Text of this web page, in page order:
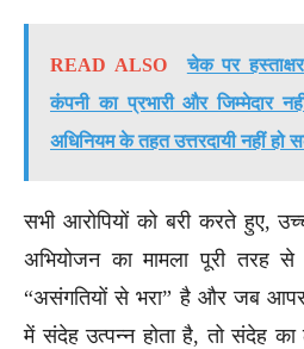
READ ALSO
चेक पर
कंपनी का प्रभारी और जिम्मेदार
अधिनियम के तहत उत्तरदायी नहीं हो
सभी आरोपियों को बरी करते हुए,
अभियोजन का मामला पूरी तरह
“असंगतियों से भरा” है और जब
में संदेह उत्पन्न होता है, तो संदेह